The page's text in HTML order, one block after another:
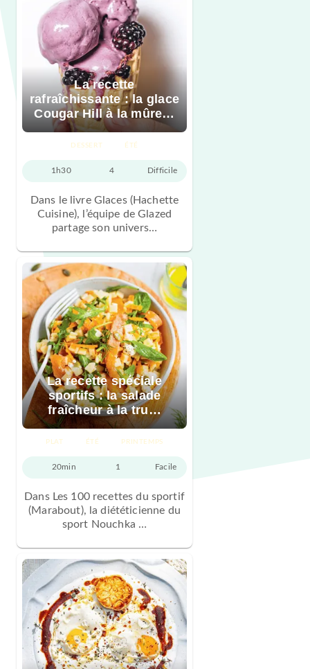
La recette
rafraîchissante : la glace
Cougar Hill à la mûre…
DESSERT ÉTÉ
1h30 4 Difficile
Dans le livre Glaces (Hachette
Cuisine), l’équipe de Glazed
partage son univers…
La recette spéciale
sportifs : la salade
fraîcheur à la tru…
PLAT ÉTÉ PRINTEMPS
20min 1 Facile
Dans Les 100 recettes du sportif
(Marabout), la diététicienne du
sport Nouchka …